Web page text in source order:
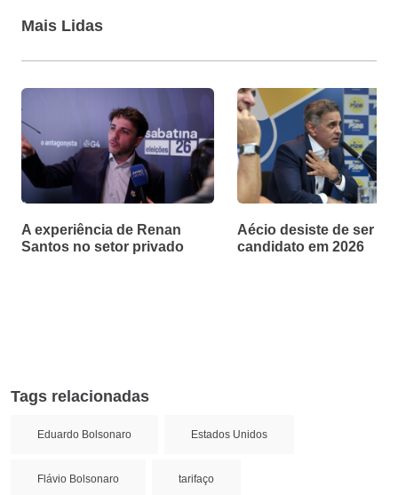
Mais Lidas
A experiência de Renan
Santos no setor privado
Aécio desiste de ser
candidato em 2026
Tags relacionadas
Eduardo Bolsonaro Estados Unidos
Flávio Bolsonaro tarifaço